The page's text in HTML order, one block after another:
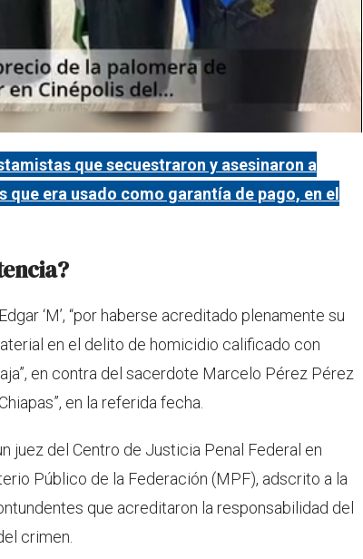
que secuestraron y asesinaron a
que era usado como garantía de pago, en el
‘M’, “por haberse acreditado plenamente su
en el delito de homicidio calificado con
en contra del sacerdote Marcelo Pérez Pérez
en la referida fecha.
juez del Centro de Justicia Penal Federal en
Público de la Federación (MPF), adscrito a la
que acreditaron la responsabilidad del
crimen.